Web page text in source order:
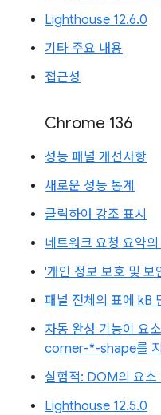
Lighthouse 12.6.0
기타 주요 내용
접근성
Chrome 136
성능 패널 개선사항
새로운 성능 통계
클릭하여 강조 표시
네트워크 요청 요약
'개인 정보 보호 및 보
패널 전체의 표에 kB
자동 완성 기능이 요
corner-*-shape를
실험적: DOM의 요소
Lighthouse 12.5.0